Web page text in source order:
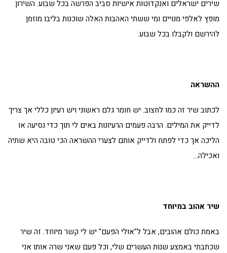
שירים ישראלים ואנקדוטות אישיות סביב הפרשה בכל שבוע. השירון
מופץ לאלפי מנויים ומי ששתי האהבות האלה שוכנות בליבו מוזמן
להירשם ולקבלו בכל שבוע.
ההשראה
לכתוב שיר זה כמו לחצוב. יש חומר גלם ראשוני ויש רעיון כללי אך צריך
לדייק את המילים. הרבה פעמים הרעיונות באים לי תוך כדי נסיעה או
הליכה אך כדי לפתח ולדייק אותם לצערי ההשראה הכי טובה היא שתיה
ואכילה…
שיר אהוב במיוחד
באמת כולם אהובים, אבל ל"אולי הפעם" יש לי קשר מיוחד. זה שיר
שכתבתי באמצע שנות העשרים שלי, וכל פעם שאני שרה אותו אני